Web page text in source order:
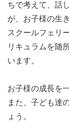
ちで考えて、話
が、お子様の生
スクールフェリ
リキュラムを随
います。
お子様の成長を
また、子ども達
ょう。